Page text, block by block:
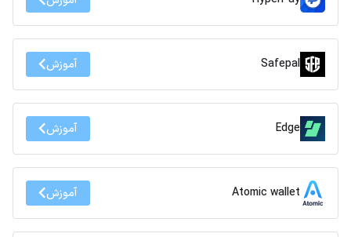
Safepal آموزش
Edge آموزش
Atomic wallet آموزش